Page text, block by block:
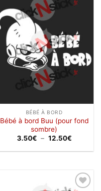
Ajouter
BÉBÉ À BORD
Bébé à bord Buu (pour fond
sombre)
3.50€ – 12.50€Plage
prix :